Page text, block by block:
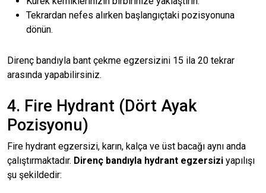
Tekrardan nefes alırken başlangıçtaki pozisyonuna
dönün.
Direnç bandıyla bant çekme egzersizini 15 ila 20 tekrar
arasında yapabilirsiniz.
4. Fire Hydrant (Dört Ayak
Pozisyonu)
Fire hydrant egzersizi, karın, kalça ve üst bacağı aynı anda
çalıştırmaktadır. Direnç bandıyla hydrant egzersizi yapılışı
şu şekildedir: